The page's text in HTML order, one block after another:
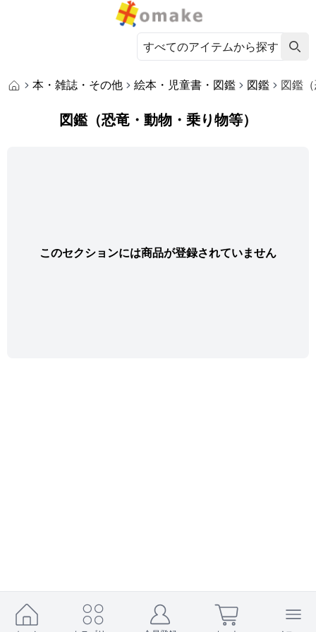
本・雑誌・その他 絵本・児童書・図鑑 図鑑 図鑑
図鑑（恐竜・動物・乗り物等）
このセクションには商品が登録されていません